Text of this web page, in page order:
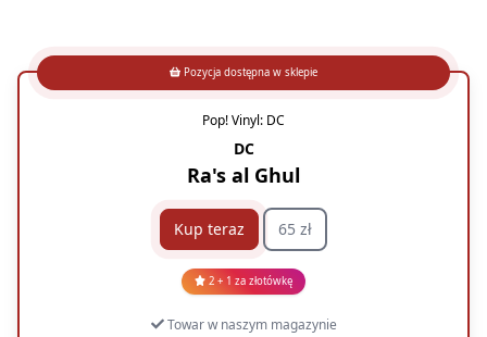
Pozycja dostępna w sklepie
Pop! Vinyl: DC
DC
Ra's al Ghul
Kup teraz 65 zł
2 + 1 za złotówkę
Towar w naszym magazynie